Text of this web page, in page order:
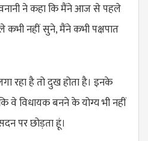
ने कहा कि मैंने आज से पहले
नहीं सुने, मैंने कभी पक्षपात
रहा है तो दुख होता है। इनके
वे विधायक बनने के योग्य भी नहीं
पर छोड़ता हूं।